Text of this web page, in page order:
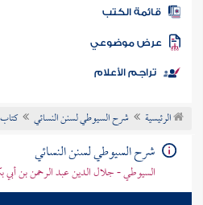
المكتبة
الكتب
موضوعي
تراجم الأعلام
الرئيسية شرح السيوطي لسنن النسائي
شرح السيوطي لسنن النسائي
السيوطي - جلال الدين عبد الرحمن بن